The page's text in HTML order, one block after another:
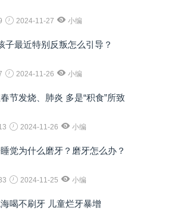
2024-11-27 小编
子最近特别反叛怎么引导？
2024-11-26 小编
节发烧、肺炎 多是“积食”所致
2024-11-26 小编
觉为什么磨牙？磨牙怎么办？
2024-11-25 小编
喝不刷牙 儿童烂牙暴增